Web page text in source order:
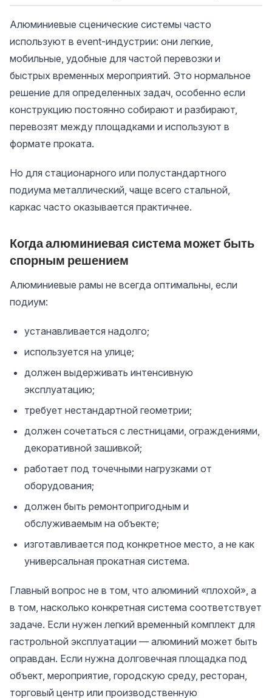
Алюминиевые сценические системы часто
используют в event-индустрии: они легкие,
мобильные, удобные для частой перевозки и
быстрых временных мероприятий. Это нормальное
решение для определенных задач, особенно если
конструкцию постоянно собирают и разбирают,
перевозят между площадками и используют в
формате проката.
Но для стационарного или полустандартного
подиума металлический, чаще всего стальной,
каркас часто оказывается практичнее.
Когда алюминиевая система может быть
спорным решением
Алюминиевые рамы не всегда оптимальны, если
подиум:
устанавливается надолго;
используется на улице;
должен выдерживать интенсивную
эксплуатацию;
требует нестандартной геометрии;
должен сочетаться с лестницами, ограждениями,
декоративной зашивкой;
работает под точечными нагрузками от
оборудования;
должен быть ремонтопригодным и
обслуживаемым на объекте;
изготавливается под конкретное место, а не как
универсальная прокатная система.
Главный вопрос не в том, что алюминий «плохой», а
в том, насколько конкретная система соответствует
задаче. Если нужен легкий временный комплект для
гастрольной эксплуатации — алюминий может быть
оправдан. Если нужна долговечная площадка под
объект, мероприятие, городскую среду, ресторан,
торговый центр или производственную